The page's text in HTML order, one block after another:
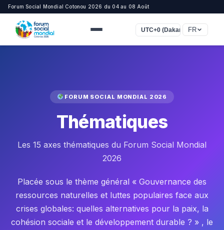
Forum Social Mondial Cotonou 2026 du 04 au 08 Août
UTC+0 (Dakar, Casablanca)
FR
FORUM SOCIAL MONDIAL 2026
Thématiques
Les 15 axes thématiques du Forum Social Mondial
2026
Placée sous le thème général « Gouvernance des
ressources naturelles et luttes populaires face aux
crises globales: quelles alternatives pour la paix, la
cohésion sociale et le développement durable ? » , le